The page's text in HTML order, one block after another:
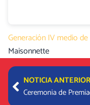
Generación IV medio
Maisonnette
PrevNOTICIA ANTERIOR